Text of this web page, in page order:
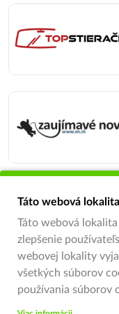
Táto webová
Táto webová
zlepšenie
webovej lokality
všetkých súborov
používania súborov